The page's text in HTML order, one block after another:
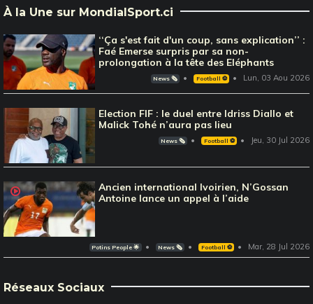
À la Une sur MondialSport.ci
‘‘Ça s'est fait d'un coup, sans explication’’ :
Faé Emerse surpris par sa non-
prolongation à la tête des Eléphants
News 🗞️ Football ⚽️ Lun, 03 Aou 2026
Election FIF : le duel entre Idriss Diallo et
Malick Tohé n’aura pas lieu
News 🗞️ Football ⚽️ Jeu, 30 Jul 2026
Ancien international Ivoirien, N’Gossan
Antoine lance un appel à l’aide
Potins People 🌟 News 🗞️ Football ⚽️ Mar, 28 Jul 2026
Réseaux Sociaux